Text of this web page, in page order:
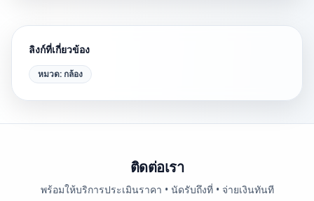
ลิงก์ที่เกี่ยวข้อง
หมวด:กล้อง
ติดต่อเรา
พร้อมให้บริการประเมินราคา • นัดรับถึงที่ • จ่ายเงินทันที